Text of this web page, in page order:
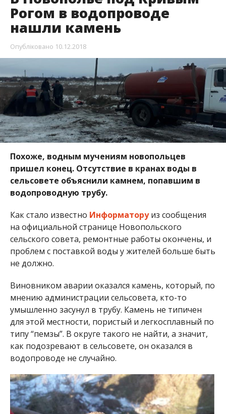
Рогом в водопроводе
нашли камень
Опубліковано 10.12.2018
Похоже, водным мучениям новопольцев
пришел конец. Отсутствие в кранах воды в
сельсовете объяснили камнем, попавшим в
водопроводную трубу.
Как стало известно Информаторуиз сообщения
на официальной странице Новопольского
сельского совета, ремонтные работы окончены, и
проблем с поставкой воды у жителей больше быть
не должно.
Виновником аварии оказался камень, который, по
мнению администрации сельсовета, кто-то
умышленно засунул в трубу. Камень не типичен
для этой местности, пористый и легкосплавный по
типу “пемзы”. В округе такого не найти, а значит,
как подозревают в сельсовете, он оказался в
водопроводе не случайно.